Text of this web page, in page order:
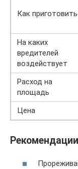
Как приготовить
На каких
вредителей
воздействует
Расход на
площадь
Цена
Рекомендации